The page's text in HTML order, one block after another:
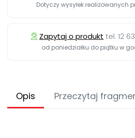
Dotyczy wysyłek realizowanych
Zapytaj o produkt tel. 12
od poniedziałku do piątku w
Opis Przeczytaj